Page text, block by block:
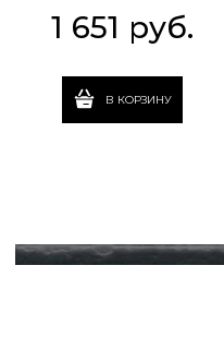
1 651 руб.
В КОРЗИНУ